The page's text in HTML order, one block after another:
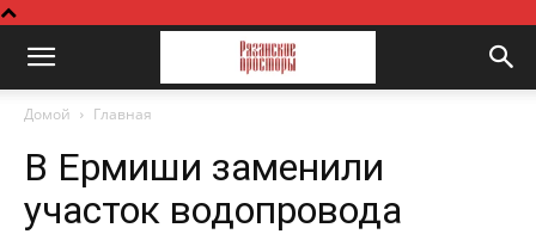
Домой Главная
В Ермиши заменили
участок водопровода